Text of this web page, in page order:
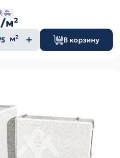
/м²
м² В корзину